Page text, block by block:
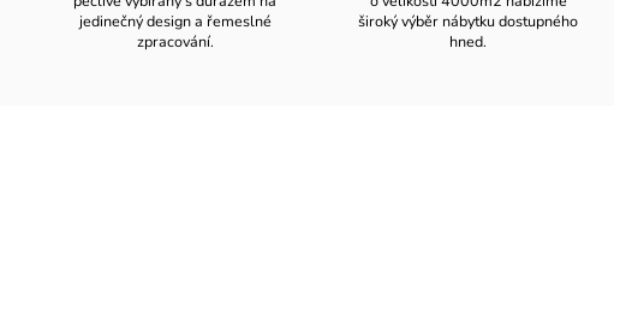
jedinečný design a řemeslné
zpracování.
široký výběr nábytku dostupného
hned.